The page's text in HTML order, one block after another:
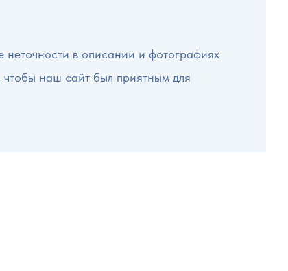
в описании и фотографиях
наш сайт был приятным для